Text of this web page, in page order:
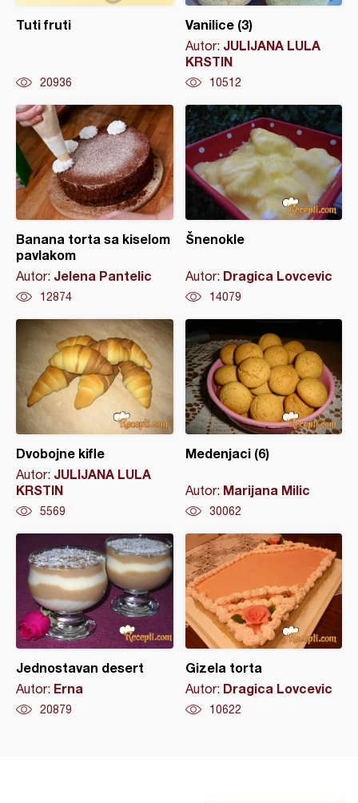
Tuti fruti
20936
Vanilice (3)
Autor: JULIJANA LULA
KRSTIN
10512
Banana torta sa kiselom
pavlakom
Autor: Jelena Pantelic
12874
Šnenokle
Autor: Dragica Lovcevic
14079
Dvobojne kifle
Autor: JULIJANA LULA
KRSTIN
5569
Medenjaci (6)
Autor: Marijana Milic
30062
Jednostavan desert
Autor: Erna
20879
Gizela torta
Autor: Dragica Lovcevic
10622